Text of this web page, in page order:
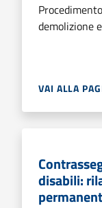
demolizione
VAI ALLA
disabili: